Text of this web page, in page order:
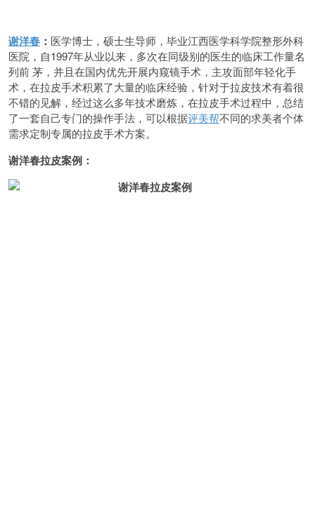
谢洋春 ： 医学博士，硕士生导师，毕业江西医学科学院整形外科
医院，自1997年从业以来，多次在同级别的医生的临床工作量名
列前 茅，并且在国内优先开展内窥镜手术，主攻面部年轻化手
术，在拉皮手术积累了大量的临床经验，针对于拉皮技术有着很
不错的见解，经过这么多年技术磨炼，在拉皮手术过程中，总结
了一套自己专门的操作手法，可以根据评美帮不同的求美者个体
需求定制专属的拉皮手术方案。
谢洋春拉皮案例：